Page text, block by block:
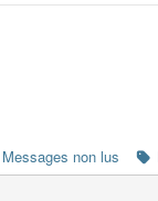
Messages non lus